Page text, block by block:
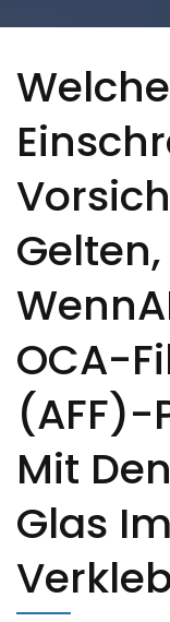
Können?
Welche
Gelten,
OCA-
(AFF)-
Mit
Glas